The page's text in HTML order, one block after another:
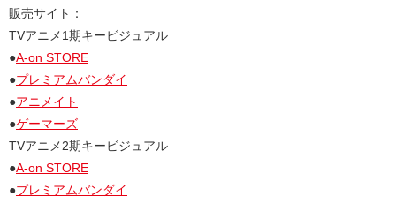
販売サイト：
TVアニメ1期キービジュアル
●A-on STORE
●プレミアムバンダイ
●アニメイト
●ゲーマーズ
TVアニメ2期キービジュアル
●A-on STORE
●プレミアムバンダイ